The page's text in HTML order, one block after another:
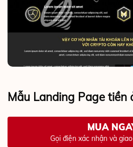
Mẫu Landing Page tiền
MUA
Gọi điện xác nhận và